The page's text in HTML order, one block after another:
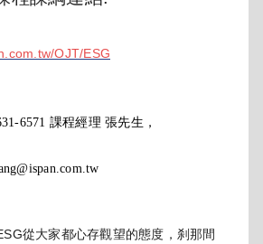
OJT/ESG
6571 課程經理 張先生，
從大家都心存觀望的態度，刹那間